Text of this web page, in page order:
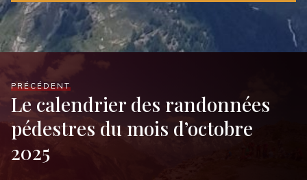
PRÉCÉDENT
Le calendrier des randonnées
pédestres du mois d’octobre
2025